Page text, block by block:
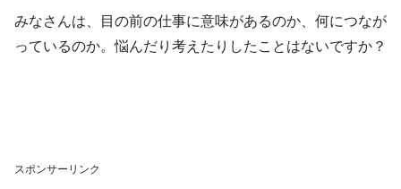
みなさんは、目の前の仕事に意味があるのか、何につなが
っているのか。悩んだり考えたりしたことはないですか？
スポンサーリンク